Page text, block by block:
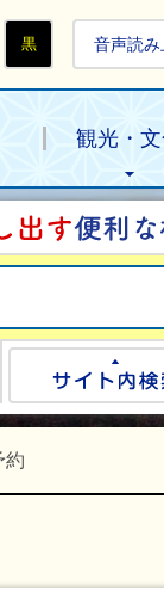
黒 音声読み
観光・
Google検索
約